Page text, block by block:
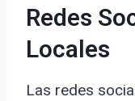
Redes
Locales
Las redes